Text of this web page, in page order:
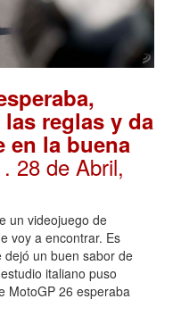
reglas y da
en la buena
. 28 de Abril,
un videojuego de
voy a encontrar. Es
dejó un buen sabor de
italiano puso
MotoGP 26 esperaba